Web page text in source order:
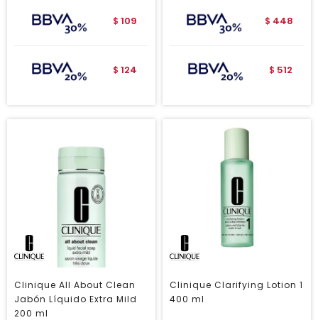
$ 109
$ 124
$ 448
$ 512
Clinique All About Clean
Jabón Líquido Extra Mild
200 ml
Clinique Clarifying Lotion 1
400 ml